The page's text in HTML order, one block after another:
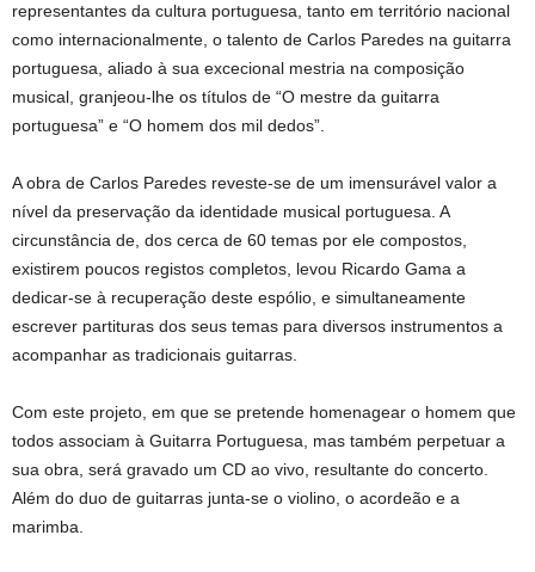
representantes da cultura portuguesa, tanto em território nacional
como internacionalmente, o talento de Carlos Paredes na guitarra
portuguesa, aliado à sua excecional mestria na composição
musical, granjeou-lhe os títulos de “O mestre da guitarra
portuguesa” e “O homem dos mil dedos”.
A obra de Carlos Paredes reveste-se de um imensurável valor a
nível da preservação da identidade musical portuguesa. A
circunstância de, dos cerca de 60 temas por ele compostos,
existirem poucos registos completos, levou Ricardo Gama a
dedicar-se à recuperação deste espólio, e simultaneamente
escrever partituras dos seus temas para diversos instrumentos a
acompanhar as tradicionais guitarras.
Com este projeto, em que se pretende homenagear o homem que
todos associam à Guitarra Portuguesa, mas também perpetuar a
sua obra, será gravado um CD ao vivo, resultante do concerto.
Além do duo de guitarras junta-se o violino, o acordeão e a
marimba.